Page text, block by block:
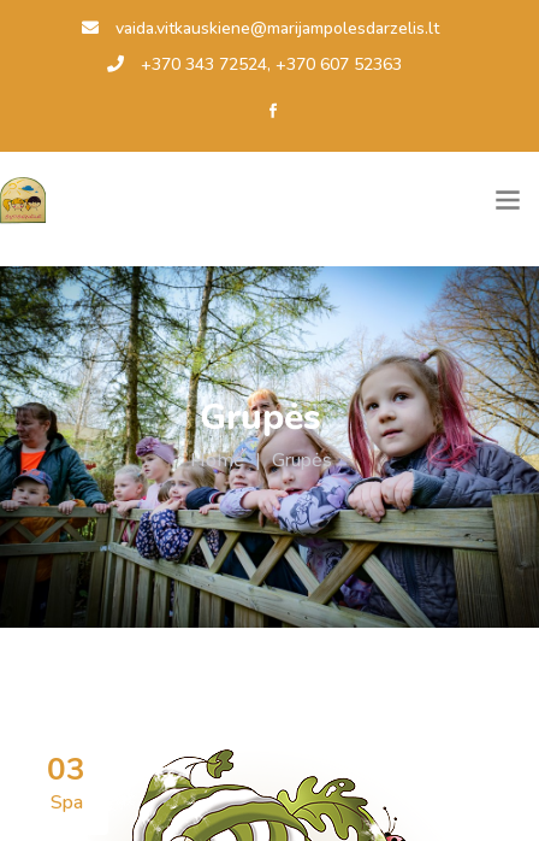
vaida.vitkauskiene@marijampolesdarzelis.lt
+370 343 72524, +370 607 52363
Grupės
Home | Grupės
03
Spa